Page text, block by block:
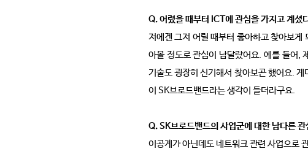
Q. 어렸을 때부터 ICT에 관심을 가지고 계셨
저에겐 그저 어릴 때부터 좋아하고 찾아보
아볼 정도로 관심이 남달랐어요. 예를 들어,
기술도 굉장히 신기해서 찾아보곤 했어요.
이 SK브로드밴드라는 생각이 들더라구요.
Q. SK브로드밴드의 사업군에 대한 남다른
이공계가 아닌데도 네트워크 관련 사업으로